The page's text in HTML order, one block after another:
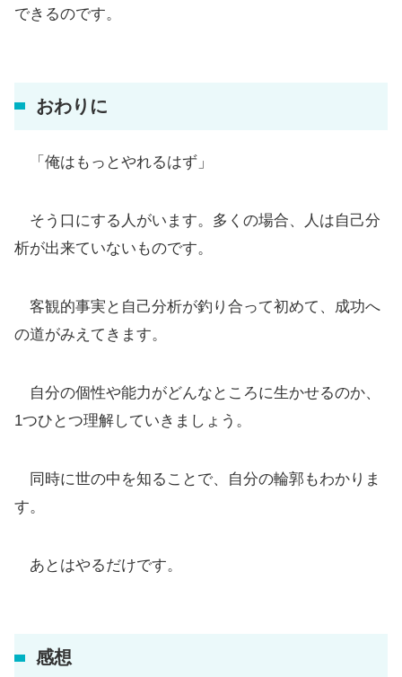
できるのです。
おわりに
「俺はもっとやれるはず」
そう口にする人がいます。多くの場合、人は自己分
析が出来ていないものです。
客観的事実と自己分析が釣り合って初めて、成功へ
の道がみえてきます。
自分の個性や能力がどんなところに生かせるのか、
1つひとつ理解していきましょう。
同時に世の中を知ることで、自分の輪郭もわかりま
す。
あとはやるだけです。
感想